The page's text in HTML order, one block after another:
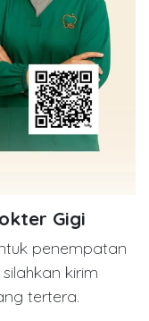
Gigi
penempatan
kirim
tertera.